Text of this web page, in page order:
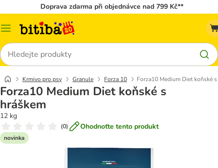
Doprava zdarma při objednávce nad 799 Kč**
Kategorie
Hledat
Krmivo pro psy Granule Forza 10 Forza10 Medium Diet koňské
Forza10 Medium Diet koňské s
hráškem
12 kg
(0) Ohodnoťte tento produkt
novinka